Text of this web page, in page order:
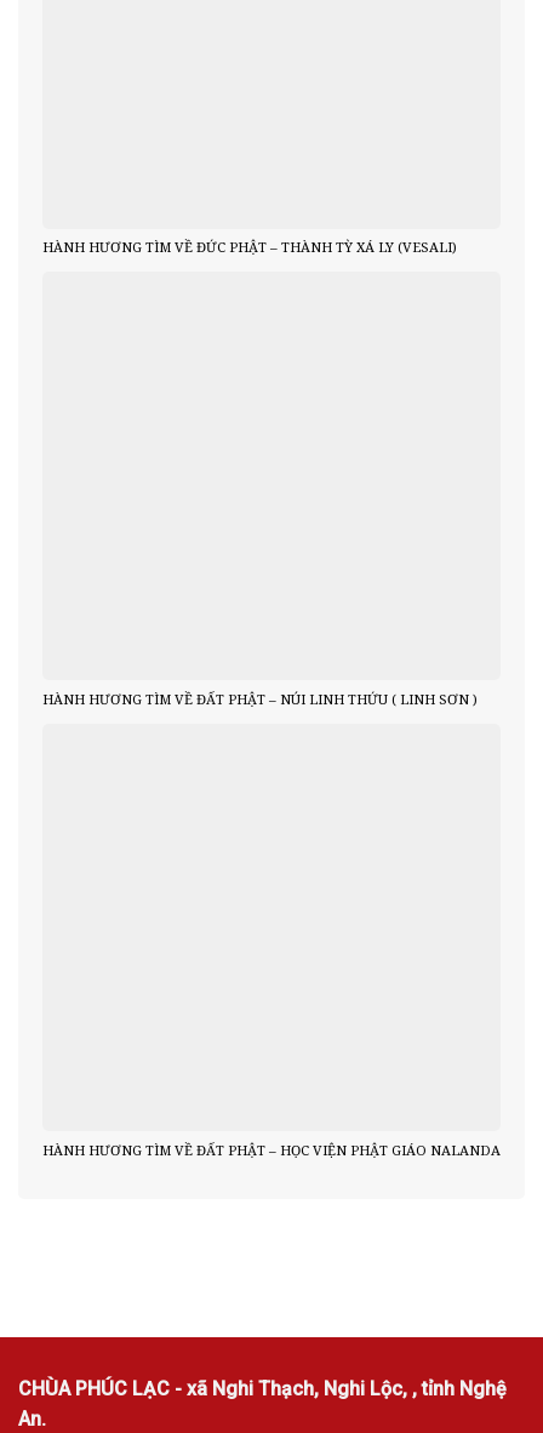
HÀNH HƯƠNG TÌM VỀ ĐỨC PHẬT – THÀNH TỲ XÁ LY (VESALI)
HÀNH HƯƠNG TÌM VỀ ĐẤT PHẬT – NÚI LINH THỨU ( LINH SƠN )
HÀNH HƯƠNG TÌM VỀ ĐẤT PHẬT – HỌC VIỆN PHẬT GIÁO NALANDA
CHÙA PHÚC LẠC - xã Nghi Thạch, Nghi Lộc, , tỉnh Nghệ
An.